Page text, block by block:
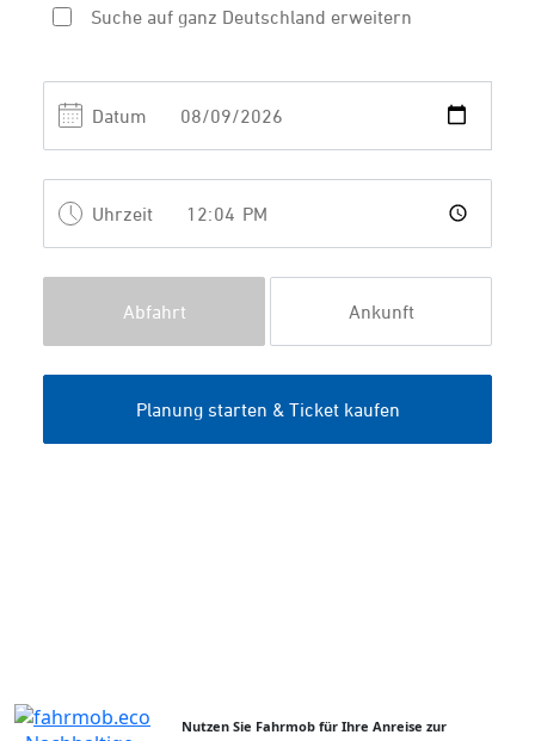
Nutzen Sie Fahrmob für Ihre Anreise zur